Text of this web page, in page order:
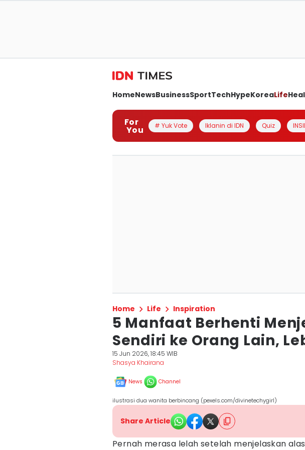
HomeNewsBusinessSportTechHypeKoreaLife
For
You # Yuk Vote Iklanin di IDN Quiz
Home Life Inspiration
5 Manfaat Berhenti
Sendiri ke Orang Lain,
15 Jun 2026, 18:45 WIB
Shasya Khairana
News Channel
ilustrasi dua wanita berbincang (pexels.com/divinetechygirl)
Share Article
Pernah merasa lelah setelah menjelaskan